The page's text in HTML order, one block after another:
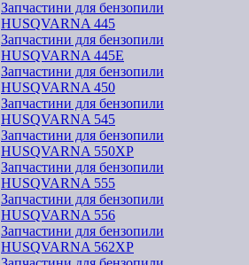
Запчастини для бензопили
HUSQVARNA 445
Запчастини для бензопили
HUSQVARNA 445E
Запчастини для бензопили
HUSQVARNA 450
Запчастини для бензопили
HUSQVARNA 545
Запчастини для бензопили
HUSQVARNA 550ХР
Запчастини для бензопили
HUSQVARNA 555
Запчастини для бензопили
HUSQVARNA 556
Запчастини для бензопили
HUSQVARNA 562ХР